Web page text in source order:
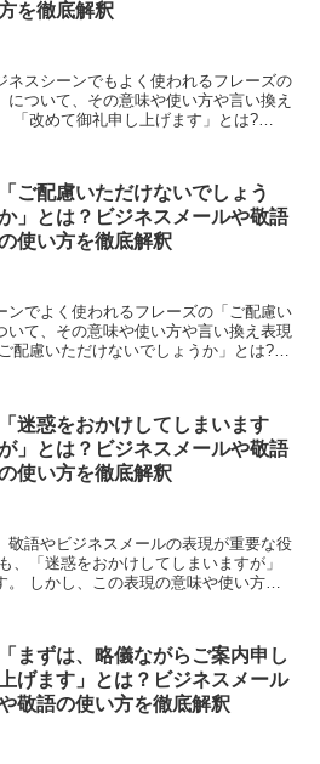
を徹底解釈
ネスシーンでもよく使われるフレーズの
について、その意味や使い方や言い換え
「改めて御礼申し上げます」とは?
「ご配慮いただけないでしょう
」とは？ビジネスメールや敬語
使い方を徹底解釈
ンでよく使われるフレーズの「ご配慮い
いて、その意味や使い方や言い換え表現
配慮いただけないでしょうか」とは?
「迷惑をおかけしてしまいます
」とは？ビジネスメールや敬語
使い方を徹底解釈
敬語やビジネスメールの表現が重要な役
、「迷惑をおかけしてしまいますが」
しかし、この表現の意味や使い方を
「まずは、略儀ながらご案内申し
上げます」とは？ビジネスメール
敬語の使い方を徹底解釈